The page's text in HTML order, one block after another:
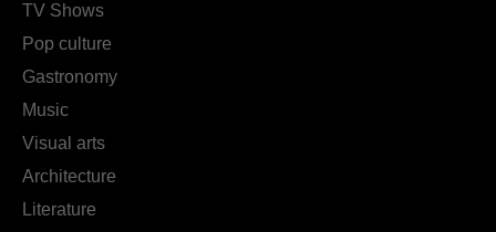
TV Shows
Pop culture
Gastronomy
Music
Visual arts
Architecture
Literature